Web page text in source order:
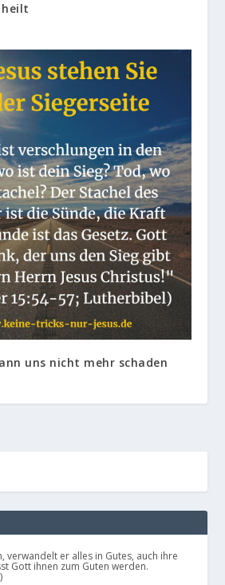
heilt
uns nicht mehr schaden
verwandelt er alles in Gutes, auch ihre
Gott ihnen zum Guten werden.